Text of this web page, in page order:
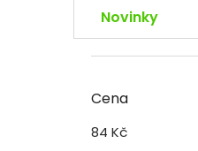
Novinky
Cena
84 Kč